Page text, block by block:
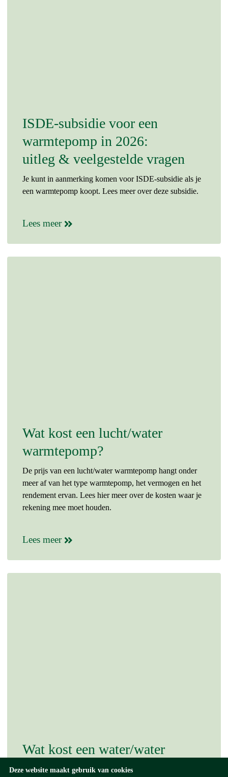
Deze website maakt gebruik van cookies
ISDE-subsidie voor een
warmtepomp in 2026:
uitleg & veelgestelde vragen
Je kunt in aanmerking komen voor ISDE-subsidie als je
een warmtepomp koopt. Lees meer over deze subsidie.
Lees meer
Wat kost een lucht/water
warmtepomp?
De prijs van een lucht/water warmtepomp hangt onder
meer af van het type warmtepomp, het vermogen en het
rendement ervan. Lees hier meer over de kosten waar je
rekening mee moet houden.
Lees meer
Wat kost een water/water
warmtepomp?